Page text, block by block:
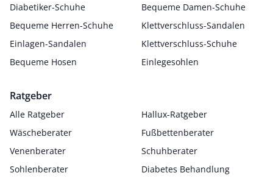
Diabetiker-Schuhe
Bequeme Damen-Schuhe
Bequeme Herren-Schuhe
Klettverschluss-Sandalen
Einlagen-Sandalen
Klettverschluss-Schuhe
Bequeme Hosen
Einlegesohlen
Ratgeber
Alle Ratgeber
Hallux-Ratgeber
Wäscheberater
Fußbettenberater
Venenberater
Schuhberater
Sohlenberater
Diabetes Behandlung